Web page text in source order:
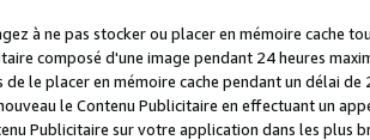
à ne pas stocker ou placer en mémoire cache
composé d'une image pendant 24 heures
de le placer en mémoire cache pendant un délai
le Contenu Publicitaire en effectuant un
Publicitaire sur votre application dans les plus